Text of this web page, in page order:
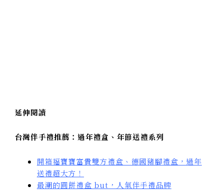
延伸閱讀
台灣伴手禮推薦：過年禮盒、年節送禮系列
開箱福寶寶富貴雙方禮盒、德國豬腳禮盒，過年
送禮超大方！
最潮的圓餅禮盒 but，人氣伴手禮品牌